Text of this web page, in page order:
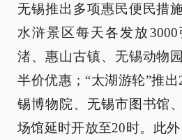
无锡推出多项惠民便民措
水浒景区每天各发放
渚、惠山古镇、无锡动物
半价优惠；“太湖游轮”推
锡博物院、无锡市图书馆
场馆延时开放至20时。此